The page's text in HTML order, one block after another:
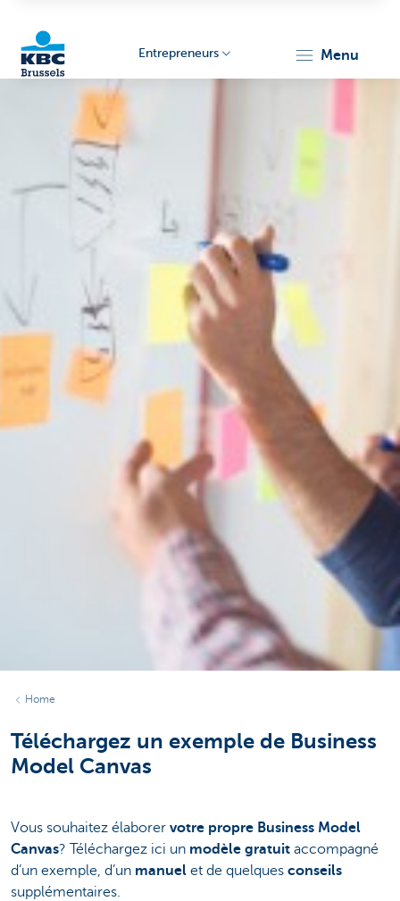
Entrepreneurs menu
Home
Téléchargez un exemple de Business
Model Canvas
Vous souhaitez élaborer votre propre Business Model
Canvas? Téléchargez ici un modèle gratuit accompagné
d’un exemple, d’un manuel et de quelques conseils
supplémentaires.